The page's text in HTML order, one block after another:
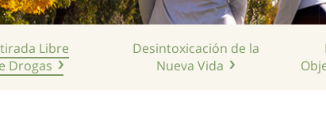
Libre
Drogas
Desintoxicación de la
Nueva Vida